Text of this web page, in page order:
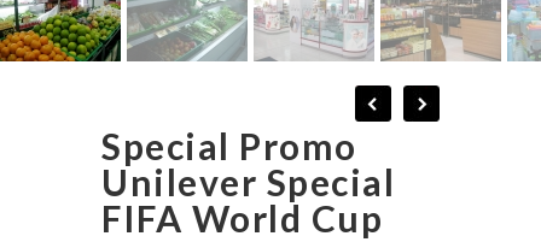
Special Promo
Unilever Special
FIFA World Cup